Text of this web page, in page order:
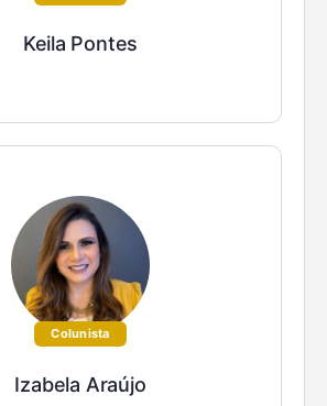
Keila Pontes
Colunista
Izabela Araújo